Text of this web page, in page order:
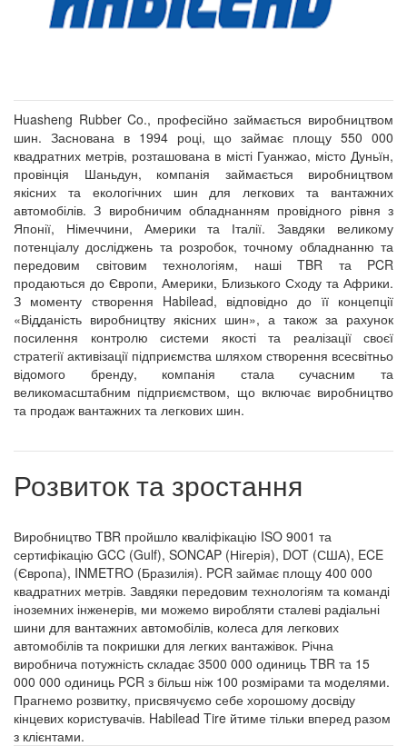
Huasheng Rubber Co., професійно займається виробництвом
шин. Заснована в 1994 році, що займає площу 550 000
квадратних метрів, розташована в місті Гуанжао, місто Дуньїн,
провінція Шаньдун, компанія займається виробництвом
якісних та екологічних шин для легкових та вантажних
автомобілів. З виробничим обладнанням провідного рівня з
Японії, Німеччини, Америки та Італії. Завдяки великому
потенціалу досліджень та розробок, точному обладнанню та
передовим світовим технологіям, наші TBR та PCR
продаються до Європи, Америки, Близького Сходу та Африки.
З моменту створення Habilead, відповідно до її концепції
«Відданість виробництву якісних шин», а також за рахунок
посилення контролю системи якості та реалізації своєї
стратегії активізації підприємства шляхом створення всесвітньо
відомого бренду, компанія стала сучасним та
великомасштабним підприємством, що включає виробництво
та продаж вантажних та легкових шин.
Розвиток та зростання
Виробництво TBR пройшло кваліфікацію ISO 9001 та
сертифікацію GCC (Gulf), SONCAP (Нігерія), DOT (США), ECE
(Європа), INMETRO (Бразилія). PCR займає площу 400 000
квадратних метрів. Завдяки передовим технологіям та команді
іноземних інженерів, ми можемо виробляти сталеві радіальні
шини для вантажних автомобілів, колеса для легкових
автомобілів та покришки для легких вантажівок. Річна
виробнича потужність складає 3500 000 одиниць TBR та 15
000 000 одиниць PCR з більш ніж 100 розмірами та моделями.
Прагнемо розвитку, присвячуємо себе хорошому досвіду
кінцевих користувачів. Habilead Tire йтиме тільки вперед разом
з клієнтами.